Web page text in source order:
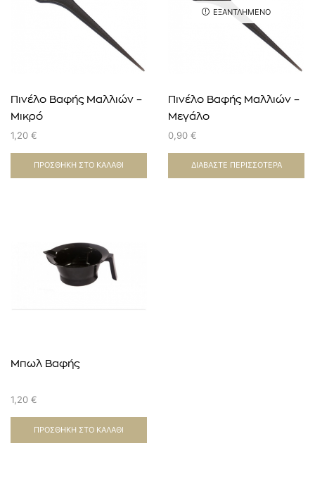
Πινέλο Βαφής Μαλλιών –
Μικρό
1,20 €
ΠΡΟΣΘΉΚΗ ΣΤΟ ΚΑΛΆΘΙ
ΕΞΑΝΤΛΗΜΈΝΟ
Πινέλο Βαφής Μαλλιών –
Μεγάλο
0,90 €
ΔΙΑΒΆΣΤΕ ΠΕΡΙΣΣΌΤΕΡΑ
Μπωλ Βαφής
1,20 €
ΠΡΟΣΘΉΚΗ ΣΤΟ ΚΑΛΆΘΙ